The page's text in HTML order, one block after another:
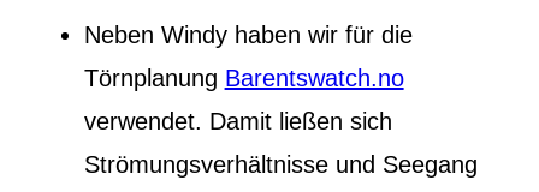
Neben Windy haben wir für die
Törnplanung Barentswatch.no
verwendet. Damit ließen sich
Strömungsverhältnisse und Seegang